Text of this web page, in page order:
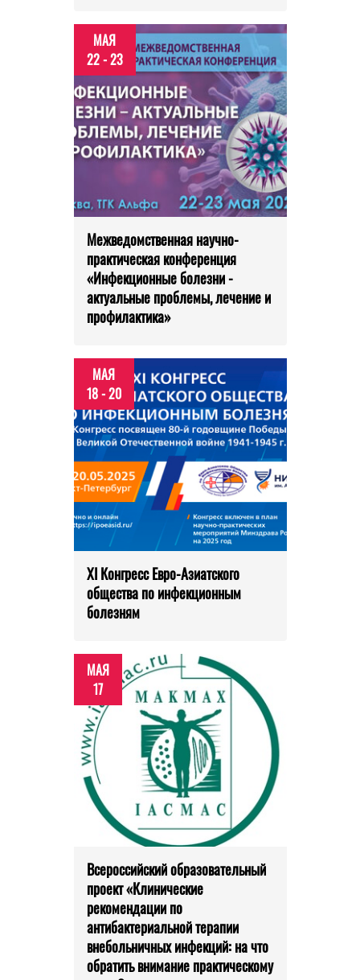
МАЯ
22 - 23
Межведомственная научно-
практическая конференция
«Инфекционные болезни -
актуальные проблемы, лечение и
профилактика»
МАЯ
18 - 20
XI Конгресс Евро-Азиатского
общества по инфекционным
болезням
МАЯ
17
Всероссийский образовательный
проект «Клинические
рекомендации по
антибактериальной терапии
внебольничных инфекций: на что
обратить внимание практическому